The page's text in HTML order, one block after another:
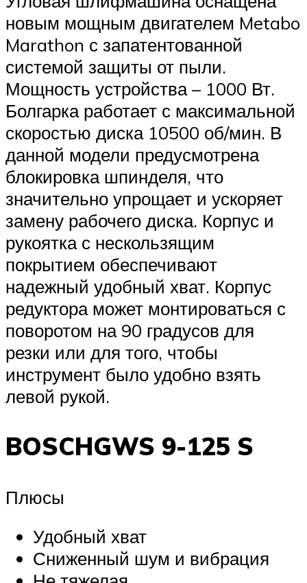
новым мощным двигателем Metabo
Marathon с запатентованной
системой защиты от пыли.
Мощность устройства – 1000 Вт.
Болгарка работает с максимальной
скоростью диска 10500 об/мин. В
данной модели предусмотрена
блокировка шпинделя, что
значительно упрощает и ускоряет
замену рабочего диска. Корпус и
рукоятка с нескользящим
покрытием обеспечивают
надежный удобный хват. Корпус
редуктора может монтироваться с
поворотом на 90 градусов для
резки или для того, чтобы
инструмент было удобно взять
левой рукой.
BOSCHGWS 9-125 S
Плюсы
Удобный хват
Сниженный шум и вибрация